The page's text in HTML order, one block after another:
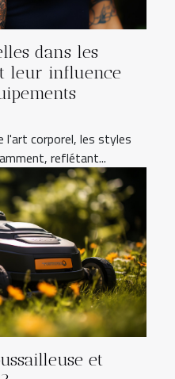
dans les
leur influence
l'art corporel, les styles
reflétant...
et